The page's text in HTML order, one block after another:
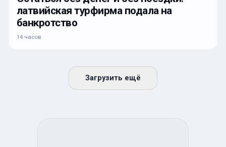
латвийская турфирма подала на
банкротство
14 часов
Загрузить ещё